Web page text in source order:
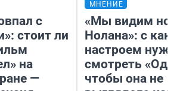
с
стоит ли
на
—
МНЕНИЕ
«Мы видим
Нолана»: с
настроем
смотреть
чтобы она не